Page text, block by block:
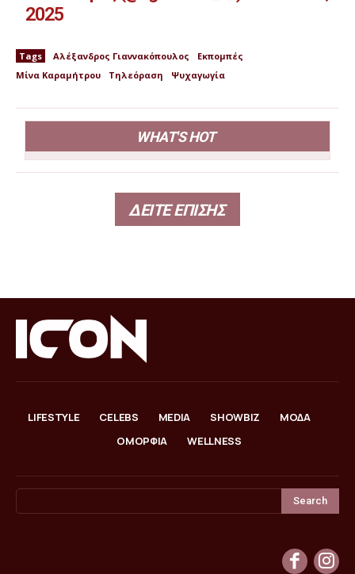
2025
Tags Αλέξανδρος Γιαννακόπουλος
Εκπομπές
Μίνα Καραμήτρου
Τηλεόραση Ψυχαγωγία
WHAT'S HOT
ΔΕΙΤΕ ΕΠΙΣΗΣ
LIFESTYLE CELEBS MEDIA SHOWBIZ
ΜΟΔΑ
ΟΜΟΡΦΙΑ
WELLNESS
Search